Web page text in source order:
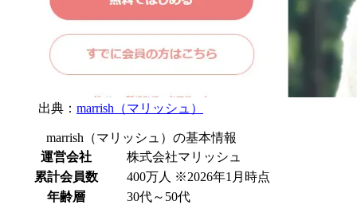
出典： marrish（マリッシュ）
marrish（マリッシュ）の基本情報
運営会社
株式会社マリッシュ
累計会員数
400万人 ※2026年1月時点
年齢層
30代～50代